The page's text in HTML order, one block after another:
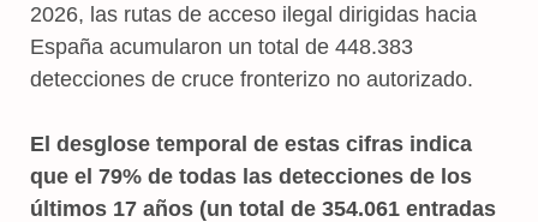
2026, las rutas de acceso ilegal dirigidas hacia
España acumularon un total de 448.383
detecciones de cruce fronterizo no autorizado.
El desglose temporal de estas cifras indica
que el 79% de todas las detecciones de los
últimos 17 años (un total de 354.061 entradas